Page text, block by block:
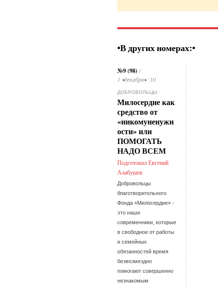
•В других номерах:•
№9 (98) /
1 •декабря• ‘10
ДОБРОВОЛЬЦЫ
Милосердие как
средство от
«никомуненужн
ости» или
ПОМОГАТЬ
НАДО ВСЕМ
Подготовил Евгений
Алабушев
Добровольцы
благотворительного
Фонда «Милосердие» -
это наши
современники, которые
в свободное от работы
и семейных
обязанностей время
безвозмездно
помогают совершенно
незнакомым